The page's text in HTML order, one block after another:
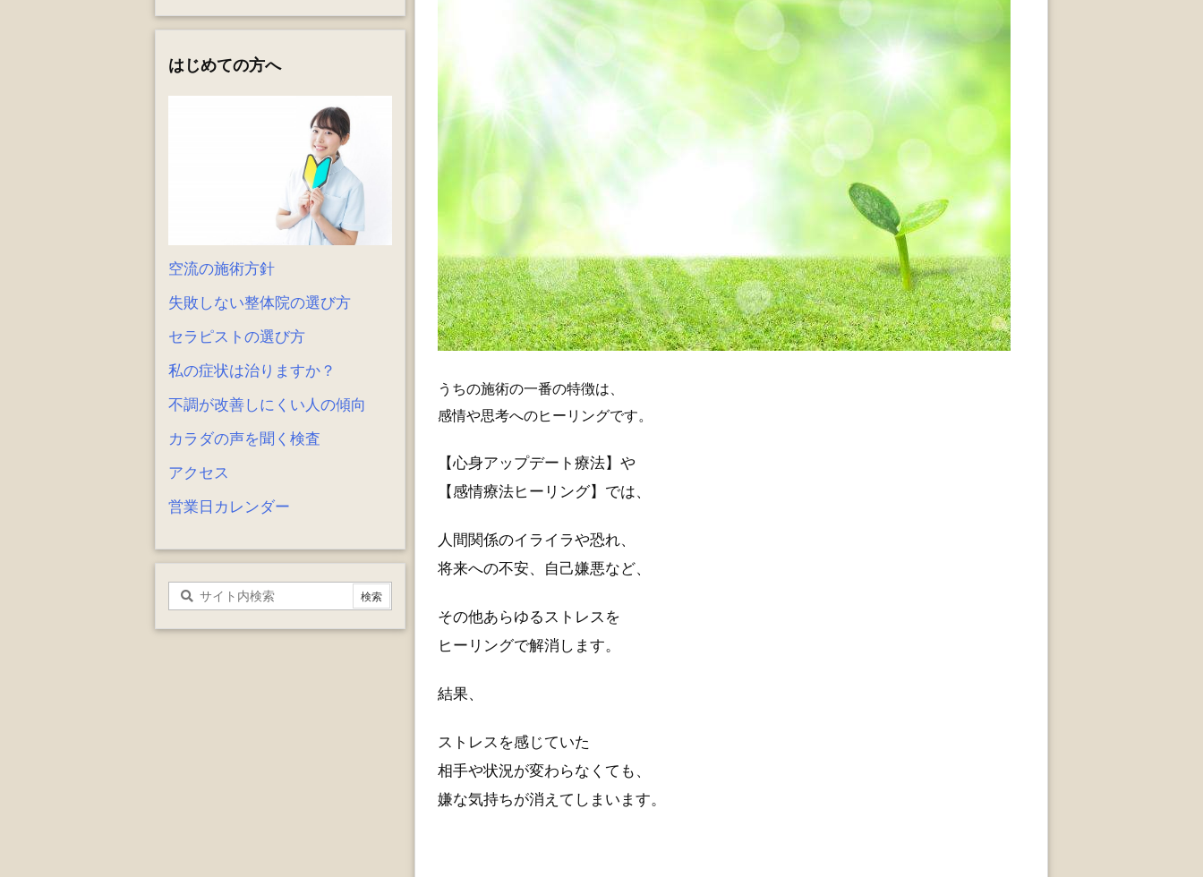
うちの施術の一番の特徴は、
感情や思考へのヒーリングです。
【心身アップデート療法】や
【感情療法ヒーリング】では、
人間関係のイライラや恐れ、
将来への不安、自己嫌悪など、
その他あらゆるストレスを
ヒーリングで解消します。
結果、
ストレスを感じていた
相手や状況が変わらなくても、
嫌な気持ちが消えてしまいます。
はじめての方へ
空流の施術方針
失敗しない整体院の選び方
セラピストの選び方
私の症状は治りますか？
不調が改善しにくい人の傾向
カラダの声を聞く検査
アクセス
営業日カレンダー